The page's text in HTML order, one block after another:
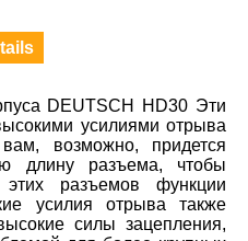
DEUTSCH HD30 Эти
усилиями отрыва
возможно, придется
длину разъема, чтобы
разъемов функции
усилия отрыва также
силы зацепления,